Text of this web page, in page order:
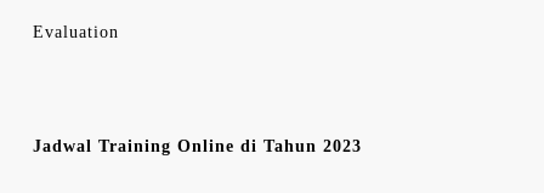
Evaluation
Jadwal Training Online di Tahun 2023